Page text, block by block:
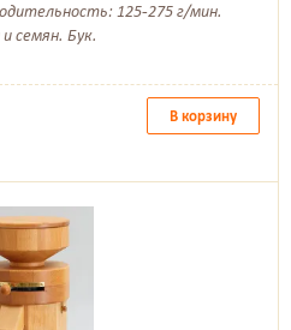
125-275 г/мин.
и семян. Бук.
В корзину